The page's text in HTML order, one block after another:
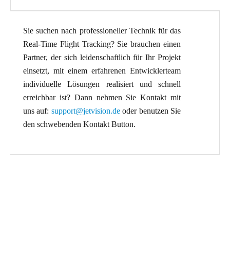
Sie suchen nach professioneller Technik für das
Real-Time Flight Tracking? Sie brauchen einen
Partner, der sich leidenschaftlich für Ihr Projekt
einsetzt, mit einem erfahrenen Entwicklerteam
individuelle Lösungen realisiert und schnell
erreichbar ist? Dann nehmen Sie Kontakt mit
uns auf: support@jetvision.deoder benutzen Sie
den schwebenden Kontakt Button.